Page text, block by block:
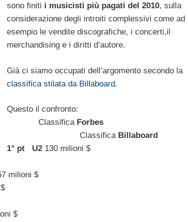
sono finiti i musicisti più pagati del 2010, sulla
considerazione degli introiti complessivi come ad
esempio le vendite discografiche, i concerti,il
merchandising e i diritti d’autore.
Già ci siamo occupati dell’argomento secondo la
classifica stilata da Billaboard.
Questo il confronto:
Classifica Forbes
Classifica Billaboard
1° pt
U2130 milioni $
milioni $
$